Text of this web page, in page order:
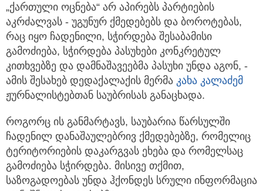
„ქართული ოცნება“ არ აპირებს პარტიების
აკრძალვას - უგუნურ ქმედებებს და ბოროტებას,
რაც იყო ჩადენილი, სჭირდება შესაბამისი
გამოძიება, სჭირდება პასუხები კონკრეტულ
კითხვებზე და დამნაშავეებმა პასუხი უნდა აგონ, -
ამის შესახებ დედაქალაქის მერმა კახა კალაძემ
ჟურნალისტებთან საუბრისას განაცხადა.
როგორც ის განმარტავს, საუბარია წარსულში
ჩადენილ დანაშაულებრივ ქმედებებზე, რომელიც
ტერიტორიების დაკარგვას ეხება და რომელსაც
გამოძიება სჭირდება. მისივე თქმით,
საზოგადოებას უნდა ჰქონდეს სრული ინფორმაცია